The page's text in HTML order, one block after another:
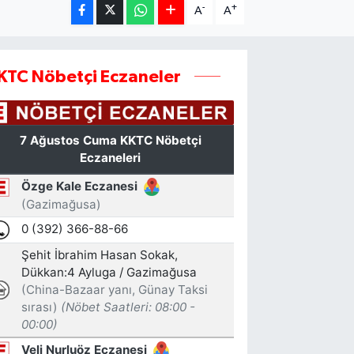
A- A+
Nöbetçi Eczaneler